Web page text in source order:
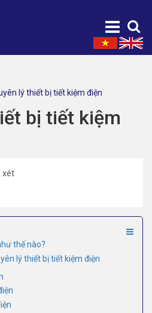
lý thiết bị tiết kiệm điện
bị tiết kiệm
xét
thế nào?
lý thiết bị tiết kiệm điện